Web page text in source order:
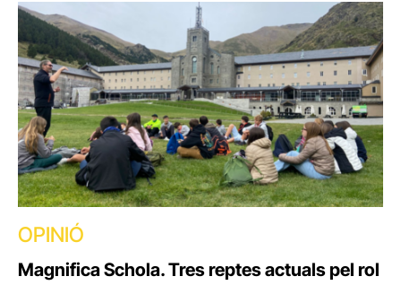
OPINIÓ
Magnifica Schola. Tres reptes actuals pel rol